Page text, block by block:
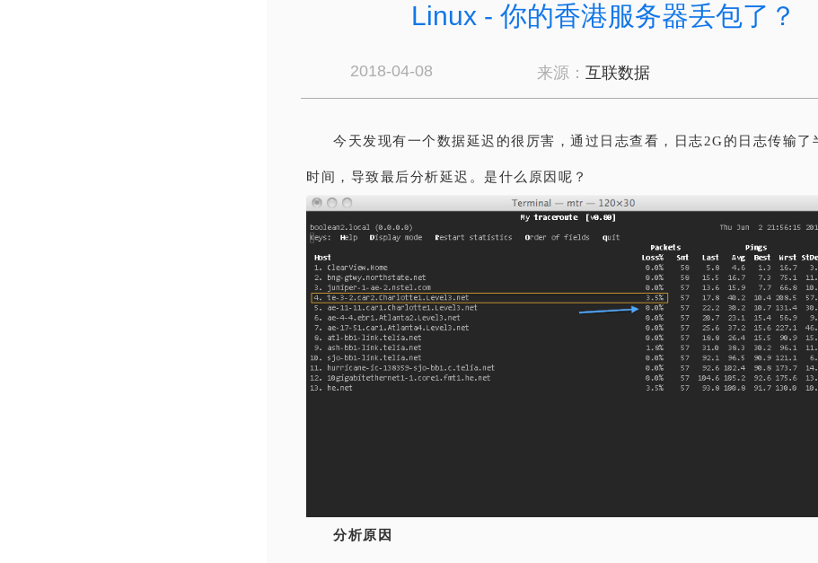
Linux - 你的香港服务器丢包了？
2018-04-08 来源： 互联数据
今天发现有一个数据延迟的很厉害，通过日志查看，日志2G的日志传输了
时间，导致最后分析延迟。是什么原因呢？
分析原因